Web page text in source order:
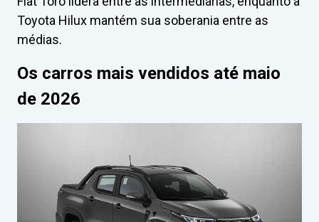
Toyota Hilux mantém sua soberania entre as
médias.
Os carros mais vendidos até maio
de 2026